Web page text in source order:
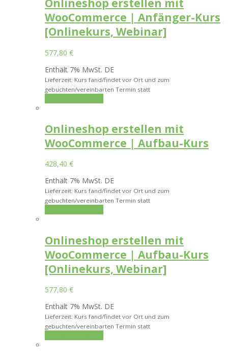
Onlineshop erstellen mit
WooCommerce | Anfänger-Kurs
[Onlinekurs, Webinar]
577,80 €
Enthält 7% MwSt. DE
Lieferzeit: Kurs fand/findet vor Ort und zum
gebuchten/vereinbarten Termin statt
Onlineshop erstellen mit
WooCommerce | Aufbau-Kurs
428,40 €
Enthält 7% MwSt. DE
Lieferzeit: Kurs fand/findet vor Ort und zum
gebuchten/vereinbarten Termin statt
Onlineshop erstellen mit
WooCommerce | Aufbau-Kurs
[Onlinekurs, Webinar]
577,80 €
Enthält 7% MwSt. DE
Lieferzeit: Kurs fand/findet vor Ort und zum
gebuchten/vereinbarten Termin statt